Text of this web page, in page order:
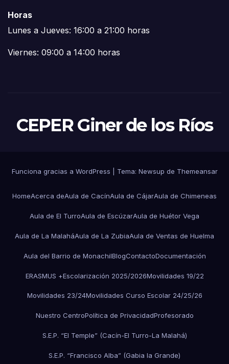
Horas
Lunes a Jueves: 16:00 a 21:00 horas
Viernes: 09:00 a 14:00 horas
CEPER Giner de los Ríos
Funciona gracias a WordPress Tema: Newsup de Themeansar
HomeAcerca deAula de CacínAula de CájarAula de Chimeneas
Aula de El TurroAula de EscúzarAula de Huétor Vega
Aula de La MalaháAula de La ZubiaAula de Ventas de Huelma
Aula del Barrio de MonachilBlogContactoDocumentación
ERASMUS +Escolarización 2025/2026Movilidades 19/22
Movilidades 23/24Movilidades Curso Escolar 24/25/26
Nuestro CentroPolítica de PrivacidadProfesorado
S.E.P. “El Temple” (Cacín-El Turro-La Malahá)
S.E.P. “Francisco Alba” (Gabia la Grande)